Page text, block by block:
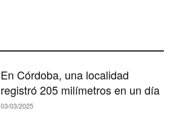
En Córdoba, una localidad
registró 205 milímetros en un día
03/03/2025